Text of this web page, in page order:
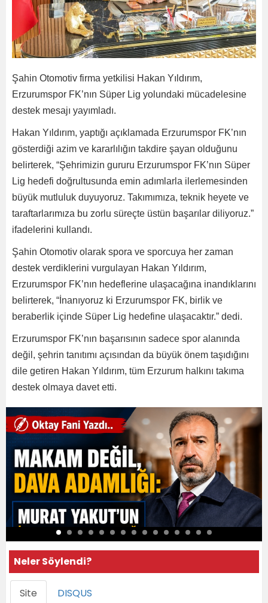
Şahin Otomotiv firma yetkilisi Hakan Yıldırım,
Erzurumspor FK’nın Süper Lig yolundaki mücadelesine
destek mesajı yayımladı.
Hakan Yıldırım, yaptığı açıklamada Erzurumspor FK’nın
gösterdiği azim ve kararlılığın takdire şayan olduğunu
belirterek, “Şehrimizin gururu Erzurumspor FK’nın Süper
Lig hedefi doğrultusunda emin adımlarla ilerlemesinden
büyük mutluluk duyuyoruz. Takımımıza, teknik heyete ve
taraftarlarımıza bu zorlu süreçte üstün başarılar diliyoruz.”
ifadelerini kullandı.
Şahin Otomotiv olarak spora ve sporcuya her zaman
destek verdiklerini vurgulayan Hakan Yıldırım,
Erzurumspor FK’nın hedeflerine ulaşacağına inandıklarını
belirterek, “İnanıyoruz ki Erzurumspor FK, birlik ve
beraberlik içinde Süper Lig hedefine ulaşacaktır.” dedi.
Erzurumspor FK’nın başarısının sadece spor alanında
değil, şehrin tanıtımı açısından da büyük önem taşıdığını
dile getiren Hakan Yıldırım, tüm Erzurum halkını takıma
destek olmaya davet etti.
Neler Söylendi?
Site DISQUS